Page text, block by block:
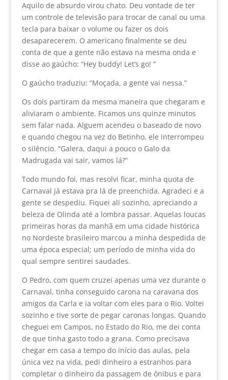
Aquilo de absurdo virou chato. Deu vontade de ter
um controle de televisão para trocar de canal ou uma
tecla para baixar o volume ou fazer os dois
desaparecerem. O americano finalmente se deu
conta de que a gente não estava na mesma onda e
disse ao gaúcho: “Hey buddy! Let’s go! ”
O gaúcho traduziu: “Moçada, a gente vai nessa.”
Os dois partiram da mesma maneira que chegaram e
aliviaram o ambiente. Ficamos uns quinze minutos
sem falar nada. Alguem acendeu o baseado de novo
e quando chegou na vez do Betinho, ele interrompeu
o silêncio. “Galera, daqui a pouco o Galo da
Madrugada vai sair, vamos lá?”
Todo mundo foi, mas resolvi ficar, minha quota de
Carnaval já estava pra lá de preenchida. Agradeci e a
gente se despediu. Fiquei ali sozinho, apreciando a
beleza de Olinda até a lombra passar. Aquelas loucas
primeiras horas da manhã em uma cidade histórica
no Nordeste brasileiro marcou a minha despedida de
uma época especial; um período de minha vida do
qual sempre sentirei saudades.
O Pedro, com quem cruzei apenas uma vez durante o
Carnaval, tinha conseguido carona na caravana dos
amigos da Carla e ia voltar com eles para o Rio. Voltei
sozinho e tive sorte de pegar caronas longas. Quando
cheguei em Campos, no Estado do Rio, me dei conta
de que tinha gasto todo a grana. Como precisava
chegar em casa a tempo do início das aulas, pela
única vez na vida, pedi dinheiro a estranhos para
completar o dinheiro da passagem de ônibus e para